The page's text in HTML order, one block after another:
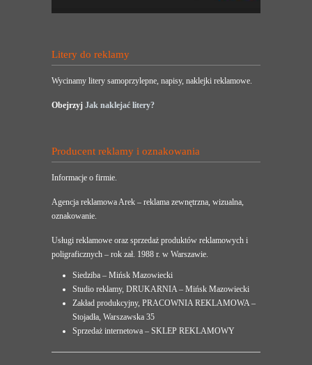
Litery do reklamy
Wycinamy litery samoprzylepne, napisy, naklejki reklamowe.
Obejrzyj Jak naklejać litery?
Producent reklamy i oznakowania
Informacje o firmie.
Agencja reklamowa Arek – reklama zewnętrzna, wizualna,
oznakowanie.
Usługi reklamowe oraz sprzedaż produktów reklamowych i
poligraficznych – rok zał. 1988 r. w Warszawie.
Siedziba – Mińsk Mazowiecki
Studio reklamy, DRUKARNIA – Mińsk Mazowiecki
Zakład produkcyjny, PRACOWNIA REKLAMOWA –
Stojadła, Warszawska 35
Sprzedaż internetowa – SKLEP REKLAMOWY